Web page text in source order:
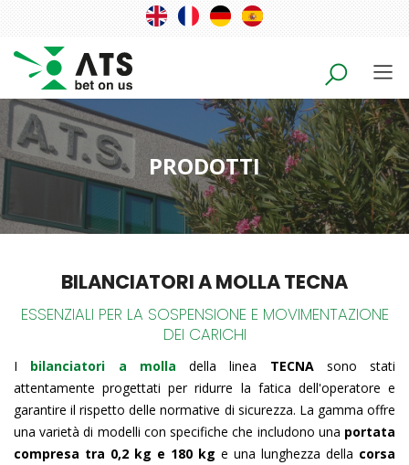
PRODOTTI
BILANCIATORI A MOLLA TECNA
ESSENZIALI PER LA SOSPENSIONE E MOVIMENTAZIONE
DEI CARICHI
I bilanciatori a molla della linea TECNA sono stati
attentamente progettati per ridurre la fatica dell'operatore e
garantire il rispetto delle normative di sicurezza. La gamma offre
una varietà di modelli con specifiche che includono una portata
compresa tra 0,2 kg e 180 kg e una lunghezza della corsa